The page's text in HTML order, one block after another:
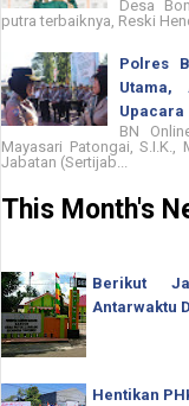
Desa
putra terbaiknya, Reski
Polres
Utama,
Upacara
BN
Mayasari Patongai, S.I.K.,
Jabatan (Sertijab...
This Month's
Berikut
Antarwaktu
Hentikan